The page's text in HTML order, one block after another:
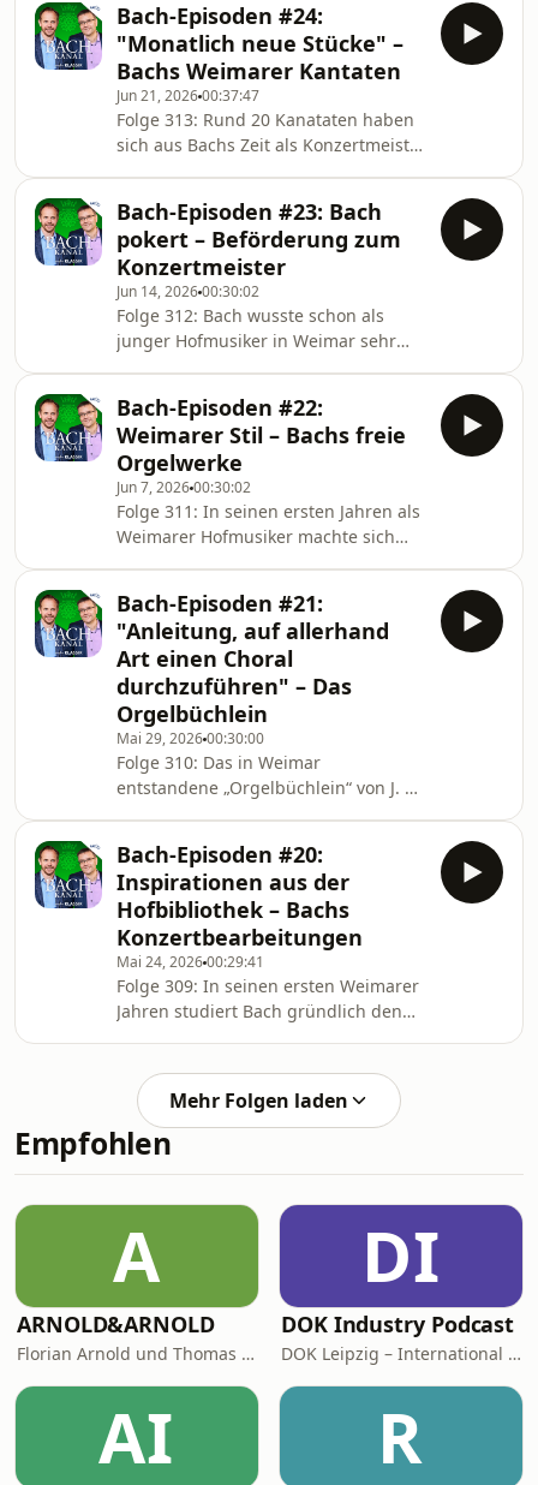
und Spezialist für abtrünnige
Ziesterzienser mit Tenor-Ambitionen.
Bach-Episoden #24:
"Monatlich neue Stücke" –
Bachs Weimarer Kantaten
Jun 21, 202600:37:47
Folge 313: Rund 20 Kanataten haben
sich aus Bachs Zeit als Konzertmeister
„Weimarer Stil“? Und wieviele
Kantaten mögen verloren gegangen
sein?
Bach-Episoden #23: Bach
pokert – Beförderung zum
Konzertmeister
Jun 14, 202600:30:02
Folge 312: Bach wusste schon als
junger Hofmusiker in Weimar sehr
Jobpoker. Maul &amp; Schrammek
berichten faktengenau und
ungeschönt.https://www.mdr.de/mdr-
klassik-radio/podcast
Bach-Episoden #22:
Weimarer Stil – Bachs freie
Orgelwerke
Jun 7, 202600:30:02
Folge 311: In seinen ersten Jahren als
Weimarer Hofmusiker machte sich
der dort entstandenen Werke nicht
ideal. Hier dennoch einen Überblick.
Bach-Episoden #21:
"Anleitung, auf allerhand
Art einen Choral
durchzuführen" – Das
Orgelbüchlein
Mai 29, 202600:30:00
Folge 310: Das in Weimar
entstandene „Orgelbüchlein“ von J. S.
unersetzliches Grundrepertoire.
Dabei hatte es Bach wesentlich
umfangreicher geplant.
Bach-Episoden #20:
Inspirationen aus der
Hofbibliothek – Bachs
Konzertbearbeitungen
Mai 24, 202600:29:41
Folge 309: In seinen ersten Weimarer
Jahren studiert Bach gründlich den
Violinkonzerte in noch glänzendere
Orgelkonzerte zu verwandeln.
Mehr Folgen laden
Empfohlen
A
ARNOLD&ARNOLD
Florian Arnold und Thomas Arnold
DI
DOK Industry Podcast
DOK Leipzig – International Leipzig Festival for Documentary and Animated Film
AI R